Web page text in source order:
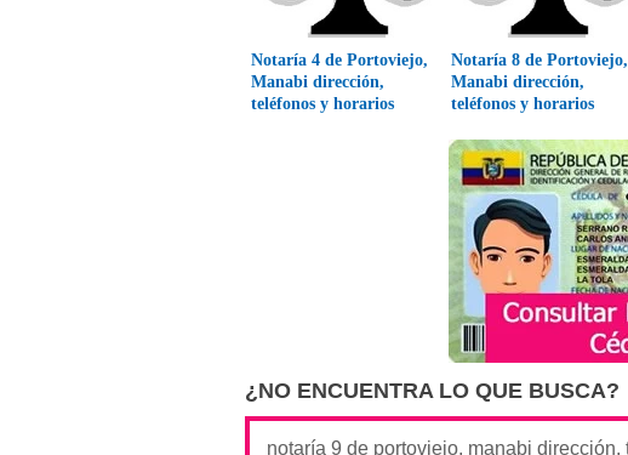
Notaría 4 de Portoviejo,
Manabi dirección,
teléfonos y horarios
Notaría 8 de Portoviejo,
Manabi dirección,
teléfonos y horarios
¿NO ENCUENTRA LO QUE BUSCA?